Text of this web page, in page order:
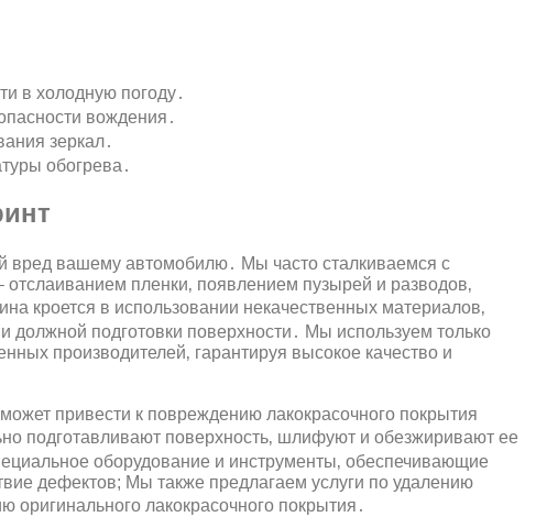
в холодную погоду․
вождения․
зеркал․
обогрева․
вред вашему автомобилю․ Мы часто сталкиваемся с
пленки‚ появлением пузырей и разводов‚
кроется в использовании некачественных материалов‚
должной подготовки поверхности․ Мы используем только
производителей‚ гарантируя высокое качество и
привести к повреждению лакокрасочного покрытия
подготавливают поверхность‚ шлифуют и обезжиривают ее
оборудование и инструменты‚ обеспечивающие
дефектов; Мы также предлагаем услуги по удалению
оригинального лакокрасочного покрытия․